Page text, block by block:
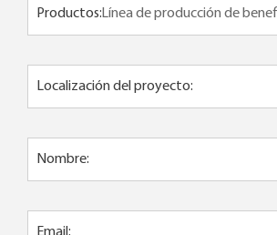
Productos:
Localización del proyecto:
Nombre: